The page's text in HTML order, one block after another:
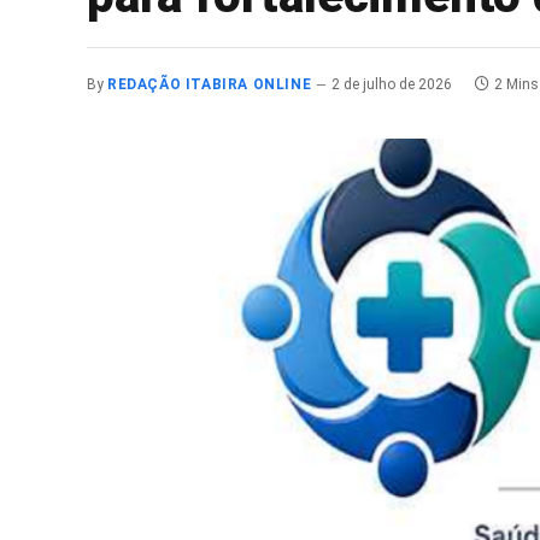
By REDAÇÃO ITABIRA ONLINE 2 de julho de 2026 2